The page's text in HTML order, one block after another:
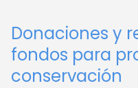
Donaciones y
fondos para
conservación